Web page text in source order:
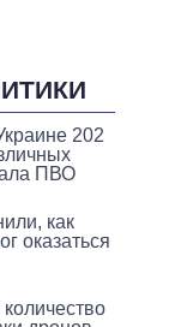
202
ПВО
как
оказаться